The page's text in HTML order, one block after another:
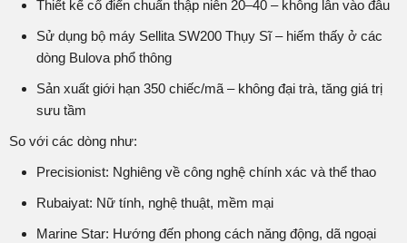
Thiết kế cổ điển chuẩn thập niên 20–40 – không lẫn vào đâu
Sử dụng bộ máy Sellita SW200 Thụy Sĩ – hiếm thấy ở các
dòng Bulova phổ thông
Sản xuất giới hạn 350 chiếc/mã – không đại trà, tăng giá trị
sưu tầm
So với các dòng như:
Precisionist: Nghiêng về công nghệ chính xác và thể thao
Rubaiyat: Nữ tính, nghệ thuật, mềm mại
Marine Star: Hướng đến phong cách năng động, dã ngoại